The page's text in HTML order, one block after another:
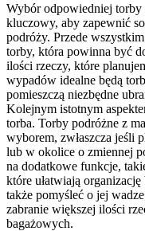
Wybór odpowiedniej
kluczowy, aby zapewnić
podróży. Przede
torby, która powinna być
ilości rzeczy, które
wypadów idealne będą
pomieszczą niezbędne
Kolejnym istotnym
torba. Torby podróżne z
wyborem, zwłaszcza jeśli
lub w okolice o zmiennej
na dodatkowe funkcje,
które ułatwiają
także pomyśleć o jej
zabranie większej ilości
bagażowych.